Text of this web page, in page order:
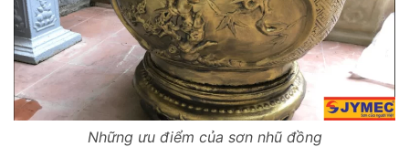
Những ưu điểm của sơn nhũ đồng